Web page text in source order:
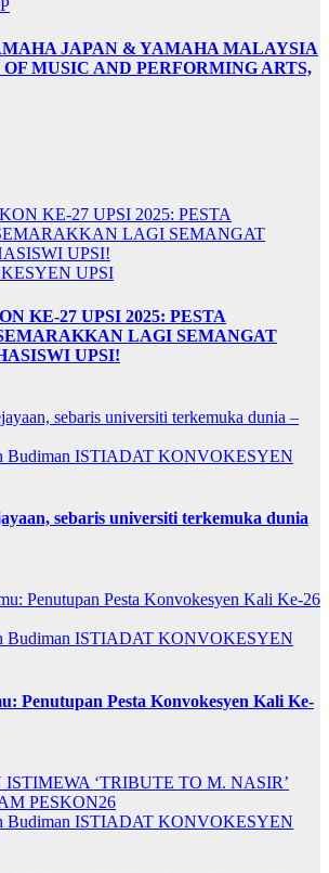
JAPAN & YAMAHA MALAYSIA
MUSIC AND PERFORMING ARTS,
UPSI
KE-27 UPSI 2025: PESTA
LAGI SEMANGAT
UPSI!
Budiman ISTIADAT KONVOKESYEN
sebaris universiti terkemuka dunia
Budiman ISTIADAT KONVOKESYEN
Penutupan Pesta Konvokesyen Kali Ke-
Budiman ISTIADAT KONVOKESYEN